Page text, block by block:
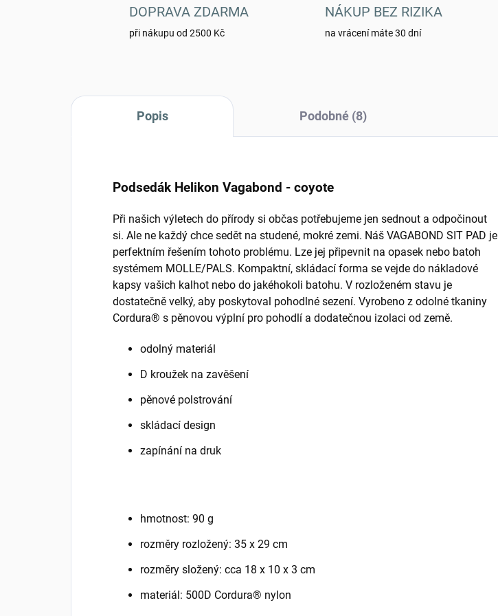
DOPRAVA ZDARMA
při nákupu od 2500 Kč
NÁKUP BEZ RIZIKA
na vrácení máte 30 dní
Popis Podobné (8)
Podsedák Helikon Vagabond - coyote
Při našich výletech do přírody si občas potřebujeme jen sednout a odpočinout
si. Ale ne každý chce sedět na studené, mokré zemi. Náš VAGABOND SIT PAD je
perfektním řešením tohoto problému. Lze jej připevnit na opasek nebo batoh
systémem MOLLE/PALS. Kompaktní, skládací forma se vejde do nákladové
kapsy vašich kalhot nebo do jakéhokoli batohu. V rozloženém stavu je
dostatečně velký, aby poskytoval pohodlné sezení. Vyrobeno z odolné tkaniny
Cordura® s pěnovou výplní pro pohodlí a dodatečnou izolaci od země.
odolný materiál
D kroužek na zavěšení
pěnové polstrování
skládací design
zapínání na druk
hmotnost: 90 g
rozměry rozložený: 35 x 29 cm
rozměry složený: cca 18 x 10 x 3 cm
materiál: 500D Cordura® nylon